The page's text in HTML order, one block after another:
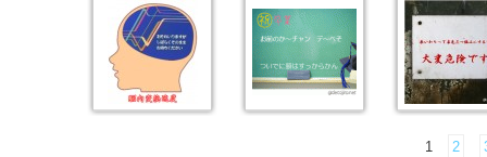
1 2